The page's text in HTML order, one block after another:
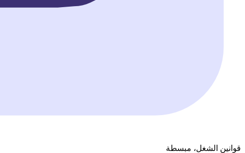
قوانين الشغل، مبسطة